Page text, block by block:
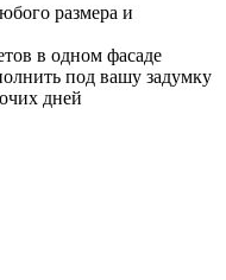
размера и
в одном фасаде
под вашу задумку
дней